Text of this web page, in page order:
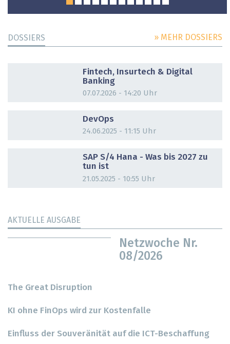
DOSSIERS » MEHR DOSSIERS
Fintech, Insurtech & Digital
Banking
07.07.2026 - 14:20 Uhr
DevOps
24.06.2025 - 11:15 Uhr
SAP S/4 Hana - Was bis 2027 zu
tun ist
21.05.2025 - 10:55 Uhr
AKTUELLE AUSGABE
Netzwoche Nr.
08/2026
The Great Disruption
KI ohne FinOps wird zur Kostenfalle
Einfluss der Souveränität auf die ICT-Beschaffung